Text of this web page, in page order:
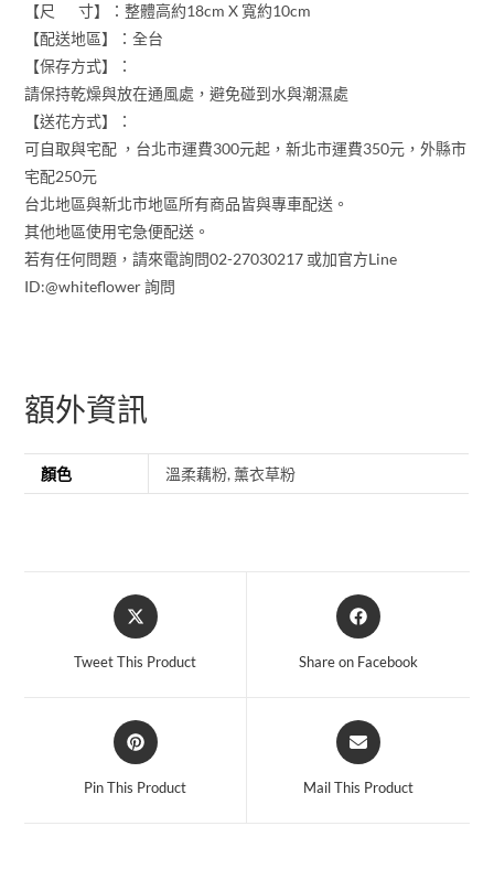
【尺 寸】：整體高約18cm X 寬約10cm
【配送地區】：全台
【保存方式】：
請保持乾燥與放在通風處，避免碰到水與潮濕處
【送花方式】：
可自取與宅配 ，台北市運費300元起，新北市運費350元，外縣市
宅配250元
台北地區與新北市地區所有商品皆與專車配送。
其他地區使用宅急便配送。
若有任何問題，請來電詢問02-27030217 或加官方Line
ID:@whiteflower 詢問
額外資訊
顏色 溫柔藕粉, 薰衣草粉
Tweet This Product Share on Facebook
Pin This Product Mail This Product